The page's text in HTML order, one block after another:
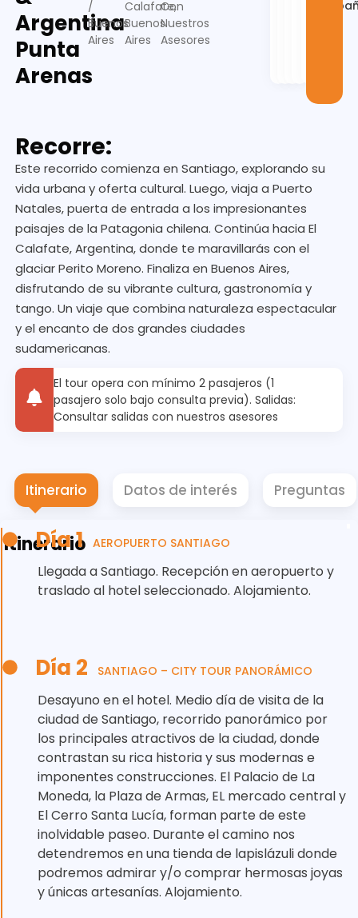
Argentina
Punta
Arenas
/
Buenos
Aires
Calafate,
Buenos
Aires
Con
Nuestros
Asesores
Recorre:
Este recorrido comienza en Santiago, explorando su
vida urbana y oferta cultural. Luego, viaja a Puerto
Natales, puerta de entrada a los impresionantes
paisajes de la Patagonia chilena. Continúa hacia El
Calafate, Argentina, donde te maravillarás con el
glaciar Perito Moreno. Finaliza en Buenos Aires,
disfrutando de su vibrante cultura, gastronomía y
tango. Un viaje que combina naturaleza espectacular
y el encanto de dos grandes ciudades
sudamericanas.
El tour opera con mínimo 2 pasajeros (1
pasajero solo bajo consulta previa). Salidas:
Consultar salidas con nuestros asesores
Itinerario Datos de interés Preguntas
Itinerario
Día 1 AEROPUERTO SANTIAGO
Llegada a Santiago. Recepción en aeropuerto y
traslado al hotel seleccionado. Alojamiento.
Día 2 SANTIAGO – CITY TOUR PANORÁMICO
Desayuno en el hotel. Medio día de visita de la
ciudad de Santiago, recorrido panorámico por
los principales atractivos de la ciudad, donde
contrastan su rica historia y sus modernas e
imponentes construcciones. El Palacio de La
Moneda, la Plaza de Armas, EL mercado central y
El Cerro Santa Lucía, forman parte de este
inolvidable paseo. Durante el camino nos
detendremos en una tienda de lapislázuli donde
podremos admirar y/o comprar hermosas joyas
y únicas artesanías. Alojamiento.